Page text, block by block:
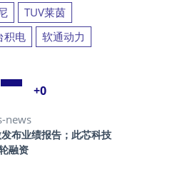
TUV莱茵
积电 软通动力
+0
news
布业绩报告；此芯科技
融资